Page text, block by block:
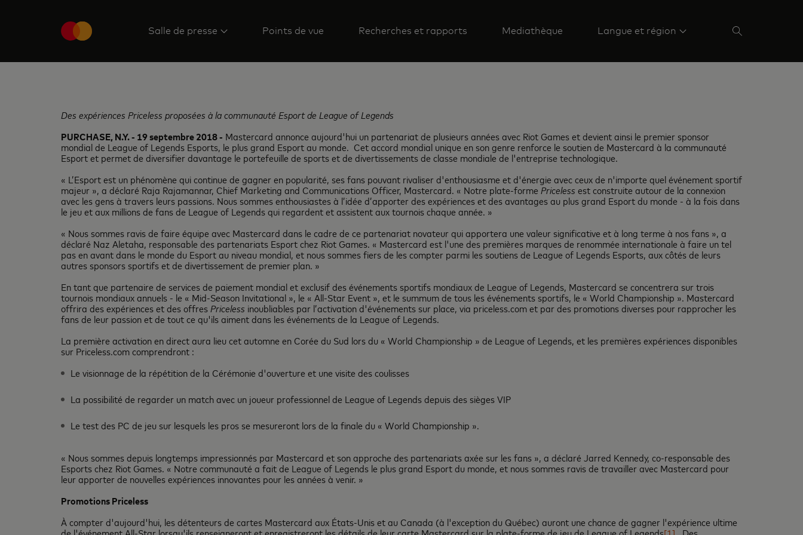
Salle de presse Points de vue Recherches et rapports Mediathèque Langue et région
Des expériences Priceless proposées à la communauté Esport de League of Legends
PURCHASE, N.Y. - 19 septembre 2018 - Mastercard annonce aujourd'hui un partenariat de plusieurs années avec Riot Games et devient ainsi le premier sponsor
mondial de League of Legends Esports, le plus grand Esport au monde. Cet accord mondial unique en son genre renforce le soutien de Mastercard à la communauté
Esport et permet de diversifier davantage le portefeuille de sports et de divertissements de classe mondiale de l'entreprise technologique.
« L’Esport est un phénomène qui continue de gagner en popularité, ses fans pouvant rivaliser d'enthousiasme et d'énergie avec ceux de n'importe quel événement sportif
majeur », a déclaré Raja Rajamannar, Chief Marketing and Communications Officer, Mastercard. « Notre plate-forme Priceless est construite autour de la connexion
avec les gens à travers leurs passions. Nous sommes enthousiastes à l’idée d’apporter des expériences et des avantages au plus grand Esport du monde - à la fois dans
le jeu et aux millions de fans de League of Legends qui regardent et assistent aux tournois chaque année. »
« Nous sommes ravis de faire équipe avec Mastercard dans le cadre de ce partenariat novateur qui apportera une valeur significative et à long terme à nos fans », a
déclaré Naz Aletaha, responsable des partenariats Esport chez Riot Games. « Mastercard est l'une des premières marques de renommée internationale à faire un tel
pas en avant dans le monde du Esport au niveau mondial, et nous sommes fiers de les compter parmi les soutiens de League of Legends Esports, aux côtés de leurs
autres sponsors sportifs et de divertissement de premier plan. »
En tant que partenaire de services de paiement mondial et exclusif des événements sportifs mondiaux de League of Legends, Mastercard se concentrera sur trois
tournois mondiaux annuels - le « Mid-Season Invitational », le « All-Star Event », et le summum de tous les événements sportifs, le « World Championship ». Mastercard
offrira des expériences et des offres Priceless inoubliables par l’activation d'événements sur place, via priceless.com et par des promotions diverses pour rapprocher les
fans de leur passion et de tout ce qu'ils aiment dans les événements de la League of Legends.
La première activation en direct aura lieu cet automne en Corée du Sud lors du « World Championship » de League of Legends, et les premières expériences disponibles
sur Priceless.com comprendront :
Le visionnage de la répétition de la Cérémonie d'ouverture et une visite des coulisses
La possibilité de regarder un match avec un joueur professionnel de League of Legends depuis des sièges VIP
Le test des PC de jeu sur lesquels les pros se mesureront lors de la finale du « World Championship ».
« Nous sommes depuis longtemps impressionnés par Mastercard et son approche des partenariats axée sur les fans », a déclaré Jarred Kennedy, co-responsable des
Esports chez Riot Games. « Notre communauté a fait de League of Legends le plus grand Esport du monde, et nous sommes ravis de travailler avec Mastercard pour
leur apporter de nouvelles expériences innovantes pour les années à venir. »
Promotions Priceless
À compter d'aujourd'hui, les détenteurs de cartes Mastercard aux États-Unis et au Canada (à l'exception du Québec) auront une chance de gagner l'expérience ultime